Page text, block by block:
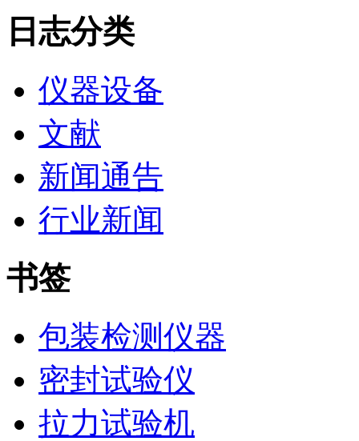
日志分类
仪器设备
文献
新闻通告
行业新闻
书签
包装检测仪器
密封试验仪
拉力试验机